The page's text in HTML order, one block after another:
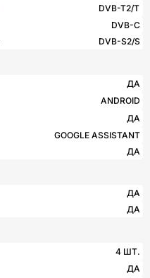
DVB-T2/T
DVB-C
DVB-S2/S
ДА
ANDROID
ДА
GOOGLE ASSISTANT
ДА
ДА
ДА
4 ШТ.
ДА